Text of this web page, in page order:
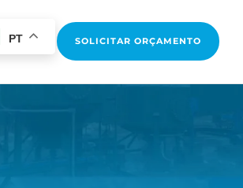
PT SOLICITAR ORÇAMENTO